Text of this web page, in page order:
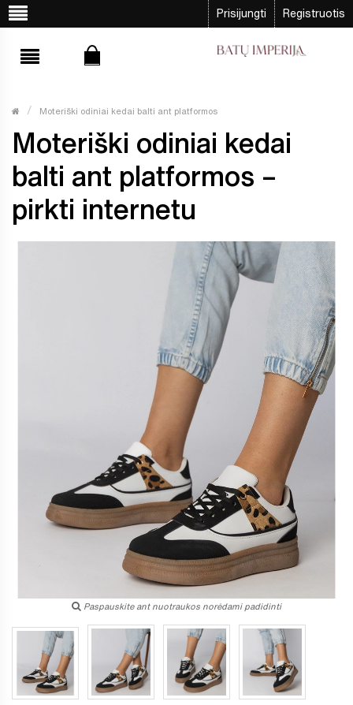
Prisijungti Registruotis
Moteriški odiniai kedai balti ant platformos
Moteriški odiniai kedai
balti ant platformos –
pirkti internetu
Paspauskite ant nuotraukos norėdami padidinti